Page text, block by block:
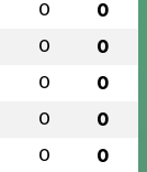
0 0
0 0
0 0
0 0
0 0